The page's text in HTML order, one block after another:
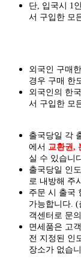
단, 입국시 1
서 구입한 모
외국인 구매
경우 구매 한
외국인의 한
서 구입한 모
출국당일 각
에서 교환권,
실 수 있습니
출국당일 인
로 내방해 주
주문 시 출국
가능합니다. (
객센터로 문
면세품은 고
전 지정된 인
장소가 없습